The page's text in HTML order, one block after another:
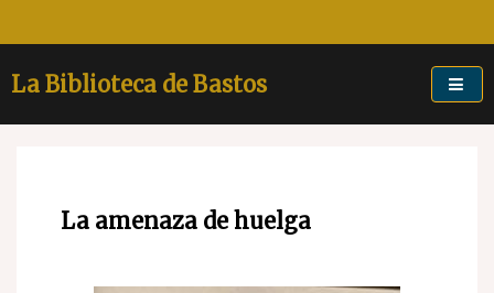
La Biblioteca de Bastos
La amenaza de huelga